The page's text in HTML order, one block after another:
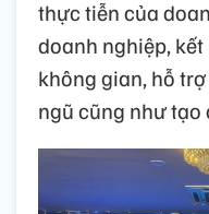
thực tiễn của
doanh nghiệp,
không gian, hỗ
ngũ cũng như tạo